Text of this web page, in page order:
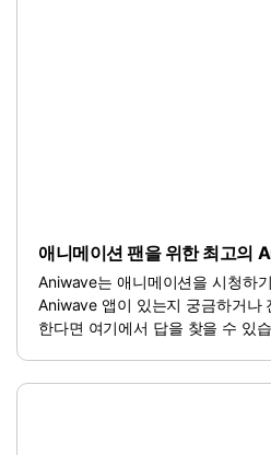
애니메이션 팬을 위한 최고의
Aniwave는 애니메이션을 시청하
Aniwave 앱이 있는지 궁금하거나
한다면 여기에서 답을 찾을 수 있